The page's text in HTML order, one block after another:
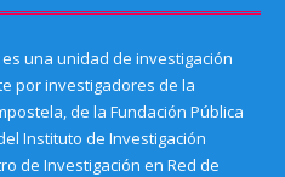
una unidad de investigación
por investigadores de la
de la Fundación Pública
Instituto de Investigación
de Investigación en Red de